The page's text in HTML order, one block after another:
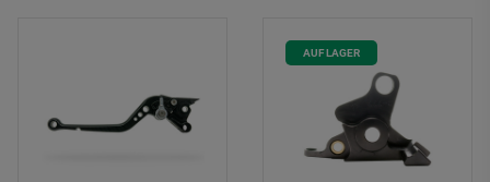
AUF LAGER